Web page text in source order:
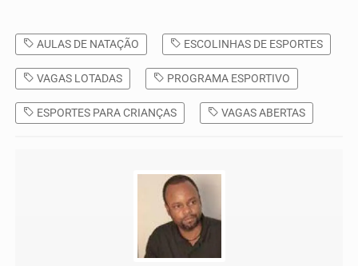
AULAS DE NATAÇÃO ESCOLINHAS DE ESPORTES
VAGAS LOTADAS PROGRAMA ESPORTIVO
ESPORTES PARA CRIANÇAS VAGAS ABERTAS